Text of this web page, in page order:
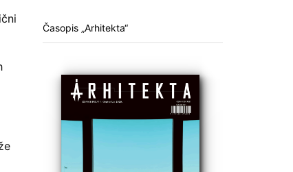
Časopis „Arhitekta“